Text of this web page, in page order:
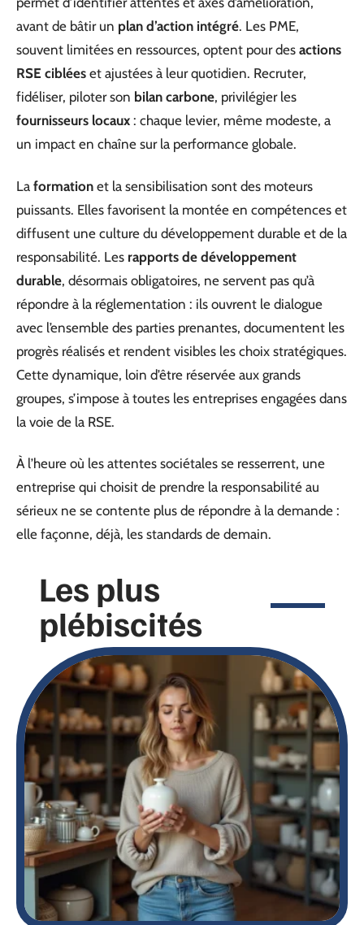
avant de bâtir un plan d’action intégré. Les PME,
souvent limitées en ressources, optent pour des actions
RSE ciblées et ajustées à leur quotidien. Recruter,
fidéliser, piloter son bilan carbone, privilégier les
fournisseurs locaux : chaque levier, même modeste, a
un impact en chaîne sur la performance globale.
La formation et la sensibilisation sont des moteurs
puissants. Elles favorisent la montée en compétences et
diffusent une culture du développement durable et de la
responsabilité. Les rapports de développement
durable, désormais obligatoires, ne servent pas qu’à
répondre à la réglementation : ils ouvrent le dialogue
avec l’ensemble des parties prenantes, documentent les
progrès réalisés et rendent visibles les choix stratégiques.
Cette dynamique, loin d’être réservée aux grands
groupes, s’impose à toutes les entreprises engagées dans
la voie de la RSE.
À l’heure où les attentes sociétales se resserrent, une
entreprise qui choisit de prendre la responsabilité au
sérieux ne se contente plus de répondre à la demande :
elle façonne, déjà, les standards de demain.
Les plus
plébiscités